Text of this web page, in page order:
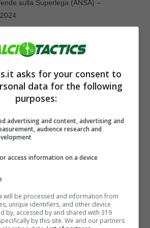
sulla Superlega (ANSA) –
ai problemi che il calcio
ad avere– ha ribadito
Superlegache ha
asks for your consent to
data for the following
purposes:
advertising and content, advertising and
audience research and
access information on a device
will be processed and information from
unique identifiers, and other device
by, accessed by and shared with 319
by this site. We and our partners